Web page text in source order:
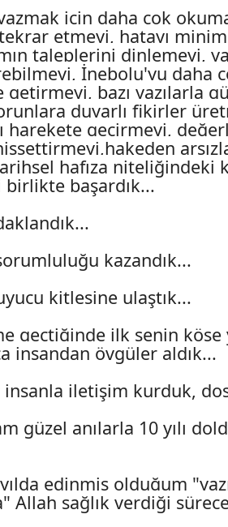
için daha çok
etmeyi, hatayı
taleplerini dinlemeyi,
İnebolu'yu daha
bazı yazılarla
duyarlı fikirler
harekete geçirmeyi,
hafıza niteliğindeki
başardık...
kazandık...
kitlesine ulaştık...
geçtiğinde ilk senin köşe
insandan övgüler aldık...
insanla iletişim kurduk,
güzel anılarla 10 yılı
edinmiş olduğum
Allah sağlık verdiği